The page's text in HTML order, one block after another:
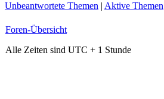
Unbeantwortete Themen | Aktive Themen
Foren-Übersicht
Alle Zeiten sind UTC + 1 Stunde